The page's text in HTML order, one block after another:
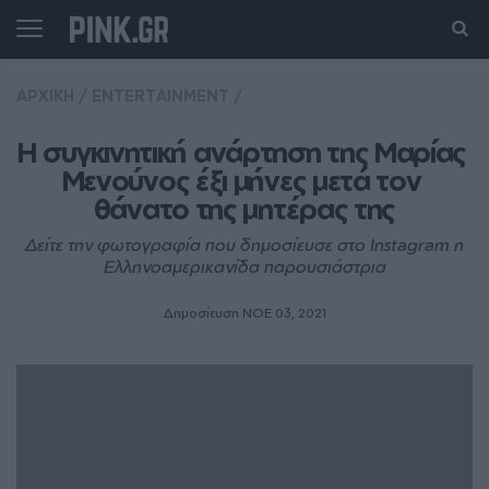
Η συγκινητική ανάρτηση της Μαρίας
Μενούνος έξι μήνες μετά τον
θάνατο της μητέρας της
Δείτε την φωτογραφία που δημοσίευσε στο Instagram η
Ελληνοαμερικανίδα παρουσιάστρια
Δημοσίευση ΝΟE 03, 2021